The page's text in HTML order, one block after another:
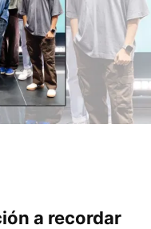
a recordar